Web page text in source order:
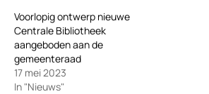
Voorlopig ontwerp nieuwe
Centrale Bibliotheek
aangeboden aan de
gemeenteraad
17 mei 2023
In "Nieuws"